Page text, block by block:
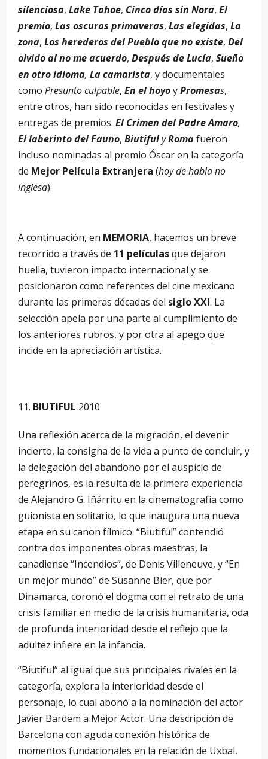
silenciosa, Lake Tahoe, Cinco días sin Nora, El
premio, Las oscuras primaveras, Las elegidas, La
zona, Los herederos del Pueblo que no existe, Del
olvido al no me acuerdo, Después de Lucía, Sueño
en otro idioma, La camarista, y documentales
como Presunto culpable, En el hoyoyPromesas,
entre otros, han sido reconocidas en festivales y
entregas de premios. El Crimen del Padre Amaro,
El laberinto del Fauno, BiutifulyRomafueron
incluso nominadas al premio Óscar en la categoría
de Mejor Película Extranjera (hoy de habla no
inglesa).
A continuación, en MEMORIA, hacemos un breve
recorrido a través de 11 películasque dejaron
huella, tuvieron impacto internacional y se
posicionaron como referentes del cine mexicano
durante las primeras décadas del siglo XXI. La
selección apela por una parte al cumplimiento de
los anteriores rubros, y por otra al apego que
incide en la apreciación artística.
BIUTIFUL 2010
Una reflexión acerca de la migración, el devenir
incierto, la consigna de la vida a punto de concluir, y
la delegación del abandono por el auspicio de
peregrinos, es la resulta de la primera experiencia
de Alejandro G. Iñárritu en la cinematografía como
guionista en solitario, lo que inaugura una nueva
etapa en su canon fílmico. “Biutiful” contendió
contra dos imponentes obras maestras, la
canadiense “Incendios”, de Denis Villeneuve, y “En
un mejor mundo” de Susanne Bier, que por
Dinamarca, coronó el dogma con el retrato de una
crisis familiar en medio de la crisis humanitaria, oda
de profunda interioridad desde el reflejo que la
adultez infiere en la infancia.
“Biutiful” al igual que sus principales rivales en la
categoría, explora la interioridad desde el
personaje, lo cual abonó a la nominación del actor
Javier Bardem a Mejor Actor. Una descripción de
Barcelona con aguda conexión histórica de
momentos fundacionales en la relación de Uxbal,